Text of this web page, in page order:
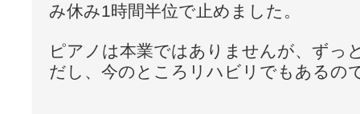
み休み1時間半位で止めました。
ピアノは本業ではありませんが、ずっ
だし、今のところリハビリでもあるの